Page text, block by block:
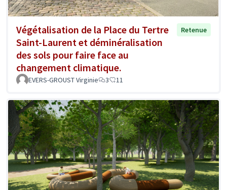
Végétalisation de la Place du Tertre
Saint-Laurent et déminéralisation
des sols pour faire face au
changement climatique.
Retenue
EVERS-GROUST Virginie 3 11